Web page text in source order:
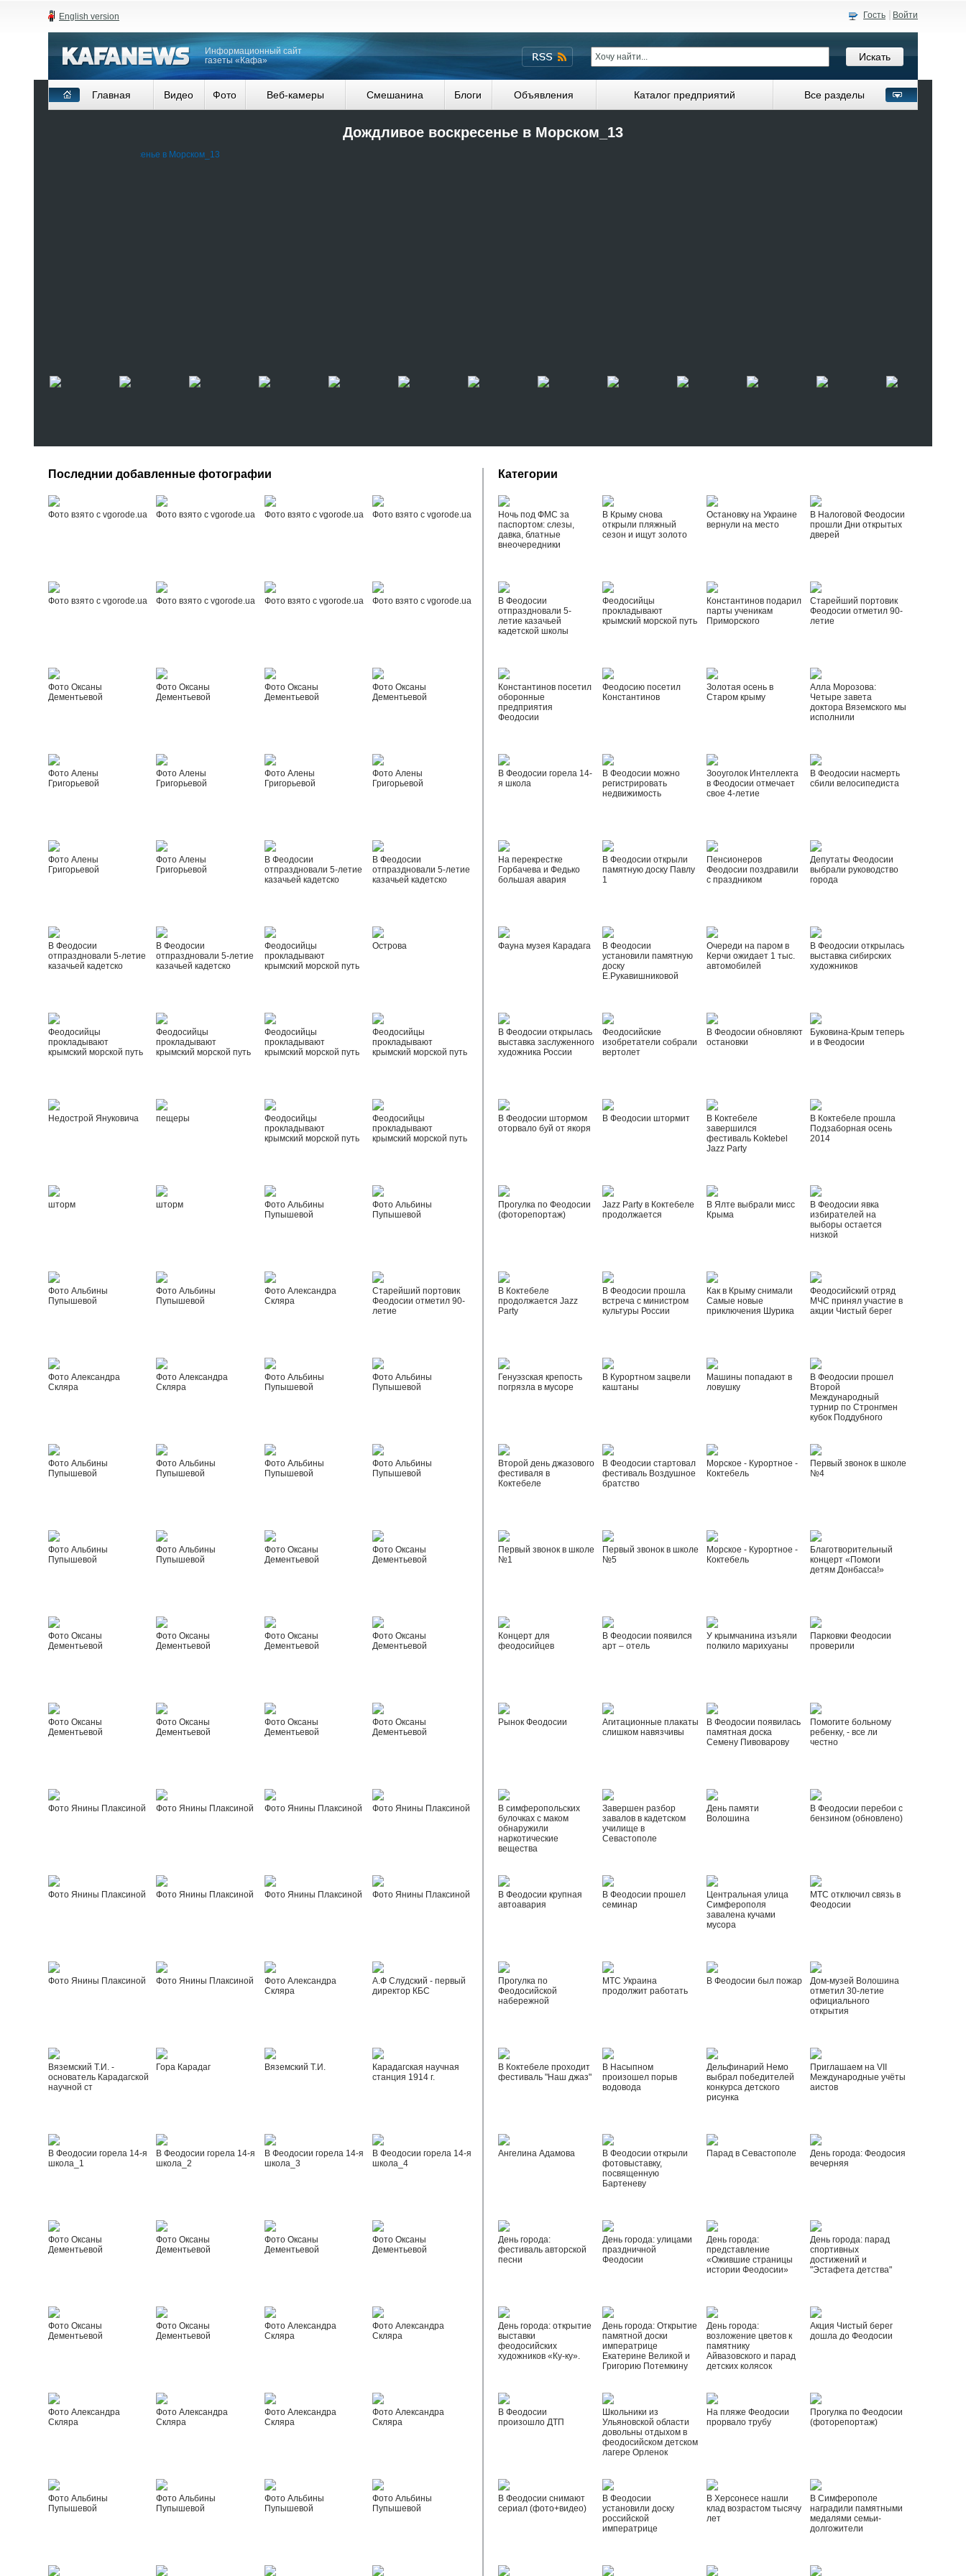
English version Гость Войти
Информационный сайт
газеты «Кафа»
Главная Видео Фото Веб-камеры Смешанина Блоги Объявления Каталог предприятий Все разделы
Дождливое воскресенье в Морском_13
Последнии добавленные фотографии
Фото взято с vgorode.ua Фото взято с vgorode.ua Фото взято с vgorode.ua Фото взято с vgorode.ua
Фото взято с vgorode.ua Фото взято с vgorode.ua Фото взято с vgorode.ua Фото взято с vgorode.ua
Фото Оксаны
Дементьевой
Фото Оксаны
Дементьевой
Фото Оксаны
Дементьевой
Фото Оксаны
Дементьевой
Фото Алены
Григорьевой
Фото Алены
Григорьевой
Фото Алены
Григорьевой
Фото Алены
Григорьевой
Фото Алены
Григорьевой
Фото Алены
Григорьевой
В Феодосии
отпраздновали 5-летие
казачьей кадетско
В Феодосии
отпраздновали 5-летие
казачьей кадетско
В Феодосии
отпраздновали 5-летие
казачьей кадетско
В Феодосии
отпраздновали 5-летие
казачьей кадетско
Феодосийцы
прокладывают
крымский морской путь
Острова
Феодосийцы
прокладывают
крымский морской путь
Феодосийцы
прокладывают
крымский морской путь
Феодосийцы
прокладывают
крымский морской путь
Феодосийцы
прокладывают
крымский морской путь
Недострой Януковича пещеры
Феодосийцы
прокладывают
крымский морской путь
Феодосийцы
прокладывают
крымский морской путь
шторм шторм
Фото Альбины
Пупышевой
Фото Альбины
Пупышевой
Фото Альбины
Пупышевой
Фото Альбины
Пупышевой
Фото Александра
Скляра
Старейший портовик
Феодосии отметил 90-
летие
Фото Александра
Скляра
Фото Александра
Скляра
Фото Альбины
Пупышевой
Фото Альбины
Пупышевой
Фото Альбины
Пупышевой
Фото Альбины
Пупышевой
Фото Альбины
Пупышевой
Фото Альбины
Пупышевой
Фото Альбины
Пупышевой
Фото Альбины
Пупышевой
Фото Оксаны
Дементьевой
Фото Оксаны
Дементьевой
Фото Оксаны
Дементьевой
Фото Оксаны
Дементьевой
Фото Оксаны
Дементьевой
Фото Оксаны
Дементьевой
Фото Оксаны
Дементьевой
Фото Оксаны
Дементьевой
Фото Оксаны
Дементьевой
Фото Оксаны
Дементьевой
Фото Янины Плаксиной Фото Янины Плаксиной Фото Янины Плаксиной Фото Янины Плаксиной
Фото Янины Плаксиной Фото Янины Плаксиной Фото Янины Плаксиной Фото Янины Плаксиной
Фото Янины Плаксиной Фото Янины Плаксиной
Фото Александра
Скляра
А.Ф Слудский - первый
директор КБС
Вяземский Т.И. -
основатель Карадагской
научной ст
Гора Карадаг Вяземский Т.И.
Карадагская научная
станция 1914 г.
В Феодосии горела 14-я
школа_1
В Феодосии горела 14-я
школа_2
В Феодосии горела 14-я
школа_3
В Феодосии горела 14-я
школа_4
Фото Оксаны
Дементьевой
Фото Оксаны
Дементьевой
Фото Оксаны
Дементьевой
Фото Оксаны
Дементьевой
Фото Оксаны
Дементьевой
Фото Оксаны
Дементьевой
Фото Александра
Скляра
Фото Александра
Скляра
Фото Александра
Скляра
Фото Александра
Скляра
Фото Александра
Скляра
Фото Александра
Скляра
Фото Альбины
Пупышевой
Фото Альбины
Пупышевой
Фото Альбины
Пупышевой
Фото Альбины
Пупышевой
Категории
Ночь под ФМС за
паспортом: слезы,
давка, блатные
внеочередники
В Крыму снова
открыли пляжный
сезон и ищут золото
Остановку на Украине
вернули на место
В Налоговой Феодосии
прошли Дни открытых
дверей
В Феодосии
отпраздновали 5-
летие казачьей
кадетской школы
Феодосийцы
прокладывают
крымский морской путь
Константинов подарил
парты ученикам
Приморского
Старейший портовик
Феодосии отметил 90-
летие
Константинов посетил
оборонные
предприятия
Феодосии
Феодосию посетил
Константинов
Золотая осень в
Старом крыму
Алла Морозова:
Четыре завета
доктора Вяземского мы
исполнили
В Феодосии горела 14-
я школа
В Феодосии можно
регистрировать
недвижимость
Зооуголок Интеллекта
в Феодосии отмечает
свое 4-летие
В Феодосии насмерть
сбили велосипедиста
На перекрестке
Горбачева и Федько
большая авария
В Феодосии открыли
памятную доску Павлу
1
Пенсионеров
Феодосии поздравили
с праздником
Депутаты Феодосии
выбрали руководство
города
Фауна музея Карадага
В Феодосии
установили памятную
доску
Е.Рукавишниковой
Очереди на паром в
Керчи ожидает 1 тыс.
автомобилей
В Феодосии открылась
выставка сибирских
художников
В Феодосии открылась
выставка заслуженного
художника России
Феодосийские
изобретатели собрали
вертолет
В Феодосии обновляют
остановки
Буковина-Крым теперь
и в Феодосии
В Феодосии штормом
оторвало буй от якоря
В Феодосии штормит
В Коктебеле
завершился
фестиваль Koktebel
Jazz Party
В Коктебеле прошла
Подзаборная осень
2014
Прогулка по Феодосии
(фоторепортаж)
Jazz Party в Коктебеле
продолжается
В Ялте выбрали мисс
Крыма
В Феодосии явка
избирателей на
выборы остается
низкой
В Коктебеле
продолжается Jazz
Party
В Феодосии прошла
встреча с министром
культуры России
Как в Крыму снимали
Самые новые
приключения Шурика
Феодосийский отряд
МЧС принял участие в
акции Чистый берег
Генуэзская крепость
погрязла в мусоре
В Курортном зацвели
каштаны
Машины попадают в
ловушку
В Феодосии прошел
Второй
Международный
турнир по Стронгмен
кубок Поддубного
Второй день джазового
фестиваля в
Коктебеле
В Феодосии стартовал
фестиваль Воздушное
братство
Морское - Курортное -
Коктебель
Первый звонок в школе
№4
Первый звонок в школе
№1
Первый звонок в школе
№5
Морское - Курортное -
Коктебель
Благотворительный
концерт «Помоги
детям Донбасса!»
Концерт для
феодосийцев
В Феодосии появился
арт – отель
У крымчанина изъяли
полкило марихуаны
Парковки Феодосии
проверили
Рынок Феодосии
Агитационные плакаты
слишком навязчивы
В Феодосии появилась
памятная доска
Семену Пивоварову
Помогите больному
ребенку, - все ли
честно
В симферопольских
булочках с маком
обнаружили
наркотические
вещества
Завершен разбор
завалов в кадетском
училище в
Севастополе
День памяти
Волошина
В Феодосии перебои с
бензином (обновлено)
В Феодосии крупная
автоавария
В Феодосии прошел
семинар
Центральная улица
Симферополя
завалена кучами
мусора
МТС отключил связь в
Феодосии
Прогулка по
Феодосийской
набережной
МТС Украина
продолжит работать
В Феодосии был пожар
Дом-музей Волошина
отметил 30-летие
официального
открытия
В Коктебеле проходит
фестиваль "Наш джаз"
В Насыпном
произошел порыв
водовода
Дельфинарий Немо
выбрал победителей
конкурса детского
рисунка
Приглашаем на VII
Международные учёты
аистов
Ангелина Адамова
В Феодосии открыли
фотовыставку,
посвященную
Бартеневу
Парад в Севастополе
День города: Феодосия
вечерняя
День города:
фестиваль авторской
песни
День города: улицами
праздничной
Феодосии
День города:
представление
«Ожившие страницы
истории Феодосии»
День города: парад
спортивных
достижений и
"Эстафета детства"
День города: открытие
выставки
феодосийских
художников «Ку-ку».
День города: Открытие
памятной доски
императрице
Екатерине Великой и
Григорию Потемкину
День города:
возложение цветов к
памятнику
Айвазовского и парад
детских колясок
Акция Чистый берег
дошла до Феодосии
В Феодосии
произошло ДТП
Школьники из
Ульяновской области
довольны отдыхом в
феодосийском детском
лагере Орленок
На пляже Феодосии
прорвало трубу
Прогулка по Феодосии
(фоторепортаж)
В Феодосии снимают
сериал (фото+видео)
В Феодосии
установили доску
российской
императрице
В Херсонесе нашли
клад возрастом тысячу
лет
В Симферополе
наградили памятными
медалями семьи-
долгожители